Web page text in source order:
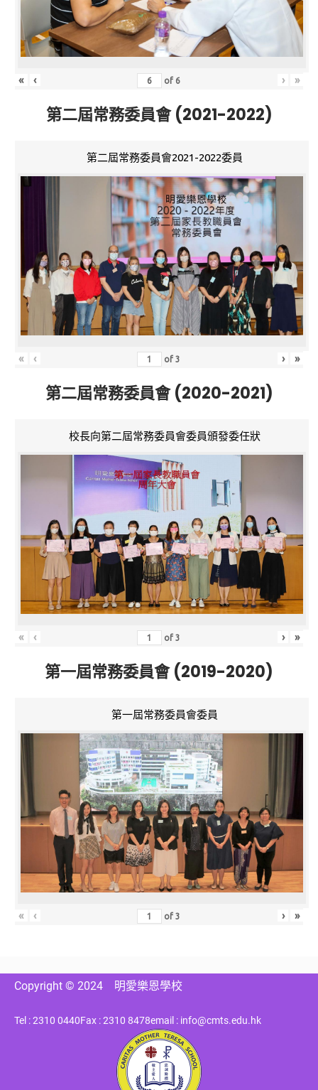
« ‹ of 6 › »
第二屆常務委員會 (2021-2022)
第二屆常務委員會2021-2022委員
« ‹ of3 › »
第二屆常務委員會 (2020-2021)
校長向第二屆常務委員會委員頒發委任狀
« ‹ of3 › »
第一屆常務委員會 (2019-2020)
第一屆常務委員會委員
« ‹ of3 › »
Copyright © 2024 明愛樂恩學校
Tel : 2310 0440Fax : 2310 8478email : info@cmts.edu.hk